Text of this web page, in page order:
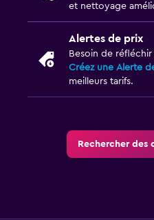
et nettoyage
Alertes de prix
Besoin de
Créez une Alerte
meilleurs tarifs.
Rechercher des